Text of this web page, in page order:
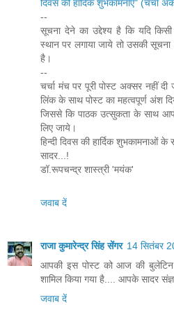
दिवस की हार्दिक शुभकामनाएँ" (चर्चा
--
सूचना देने का उद्देश्य है कि यदि किसी
स्थान पर लगाया जाये तो उसकी सूचना
है।
--
चर्चा मंच पर पूरी पोस्ट अक्सर नहीं
लिंक के साथ पोस्ट का महत्वपूर्ण अंश
जिससे कि पाठक उत्सुकता के साथ
लिए जाये।
हिन्दी दिवस की हार्दिक शुभकामनाओं के
सादर...!
डॉ.रूपचन्द्र शास्त्री 'मयंक'
जवाब दें
राजा कुमारेन्द्र सिंह सेंगर 14 सितंबर
आपकी इस पोस्ट को आज की बुलेटिन
शामिल किया गया है.... आपके सादर
जवाब दें